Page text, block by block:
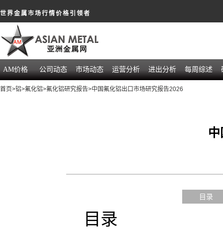
世界金属市场行情价格引领者
AM价格 公司动态 市场动态 运营分析 进出分析 每周综述
首页>铝>氟化铝>氟化铝研究报告>中国氟化铝出口市场研究报告2026
目录
目录